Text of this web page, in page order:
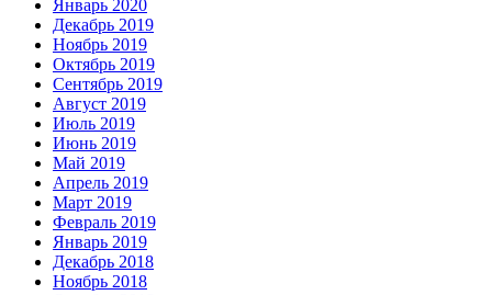
Январь 2020
Декабрь 2019
Ноябрь 2019
Октябрь 2019
Сентябрь 2019
Август 2019
Июль 2019
Июнь 2019
Май 2019
Апрель 2019
Март 2019
Февраль 2019
Январь 2019
Декабрь 2018
Ноябрь 2018